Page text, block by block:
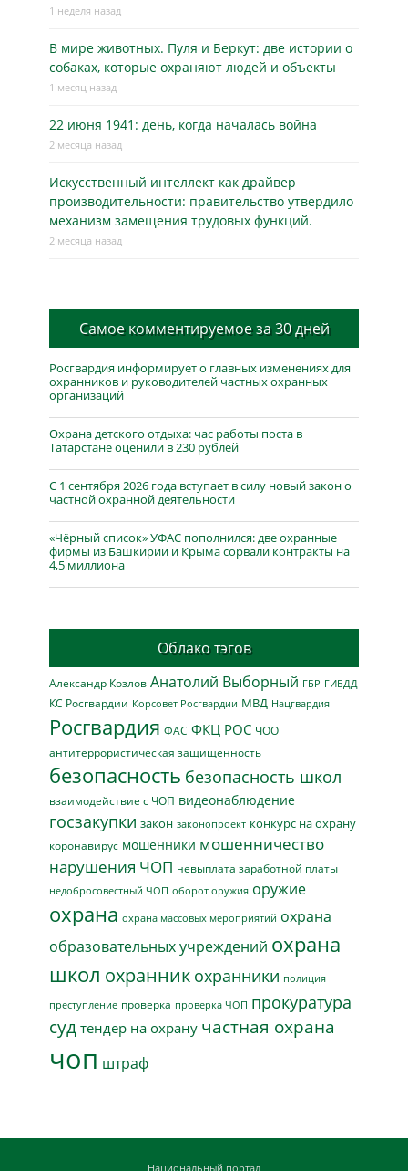
1 неделя назад
В мире животных. Пуля и Беркут: две истории о
собаках, которые охраняют людей и объекты
1 месяц назад
22 июня 1941: день, когда началась война
2 месяца назад
Искусственный интеллект как драйвер
производительности: правительство утвердило
механизм замещения трудовых функций.
2 месяца назад
Самое комментируемое за 30 дней
Росгвардия информирует о главных изменениях для
охранников и руководителей частных охранных
организаций
Охрана детского отдыха: час работы поста в
Татарстане оценили в 230 рублей
С 1 сентября 2026 года вступает в силу новый закон о
частной охранной деятельности
«Чёрный список» УФАС пополнился: две охранные
фирмы из Башкирии и Крыма сорвали контракты на
4,5 миллиона
Облако тэгов
Александр Козлов Анатолий Выборный ГБР ГИБДД
КС Росгвардии Корсовет Росгвардии МВД Нацгвардия
Росгвардия ФАС ФКЦ РОС ЧОО
антитеррористическая защищенность
безопасность безопасность школ
взаимодействие с ЧОП видеонаблюдение
госзакупки закон законопроект конкурс на охрану
коронавирус мошенники мошенничество
нарушения ЧОП невыплата заработной платы
недобросовестный ЧОП оборот оружия оружие
охрана охрана массовых мероприятий охрана
образовательных учреждений охрана
школ охранник охранники полиция
преступление проверка проверка ЧОП прокуратура
суд тендер на охрану частная охрана
чоп штраф
Национальный портал